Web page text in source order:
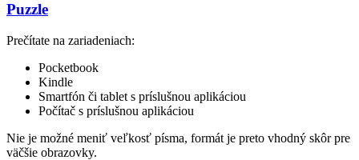
Puzzle
Prečítate na zariadeniach:
Pocketbook
Kindle
Smartfón či tablet s príslušnou aplikáciou
Počítač s príslušnou aplikáciou
Nie je možné meniť veľkosť písma, formát je preto vhodný skôr pre
väčšie obrazovky.